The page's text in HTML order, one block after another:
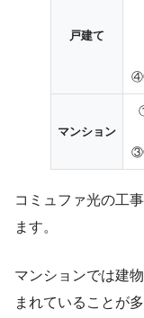
戸建て
マンション
コミュファ光の工
ます。
マンションでは建
まれていることが